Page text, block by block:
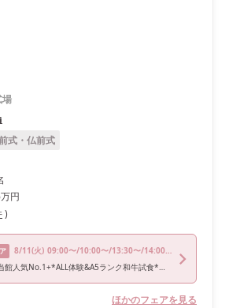
場
式・仏前式
万円
)
8/11(火) 09:00〜/10:00〜/13:30〜/14:00〜/17:00〜
直前OK*+当館人気No.1+*ALL体験&A5ランク和牛試食*ギフト1万分&最大165万特典付
ほかのフェアを見る